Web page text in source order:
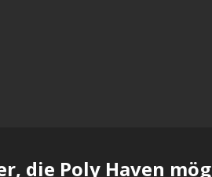
, die Poly Haven